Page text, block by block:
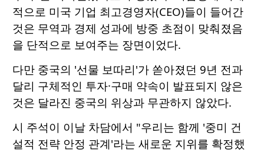
적으로 미국 기업 최고경영자(CEO)들이 들어간
것은 무역과 경제 성과에 방중 초점이 맞춰졌음
을 단적으로 보여주는 장면이었다.
다만 중국의 '선물 보따리'가 쏟아졌던 9년 전과
달리 구체적인 투자·구매 약속이 발표되지 않은
것은 달라진 중국의 위상과 무관하지 않았다.
시 주석이 이날 차담에서 "우리는 함께 '중미 건
설적 전략 안정 관계'라는 새로운 지위를 확정했